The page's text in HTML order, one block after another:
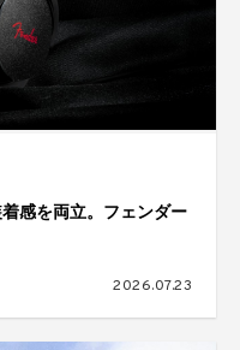
感を両立。フェンダー
2026.07.23